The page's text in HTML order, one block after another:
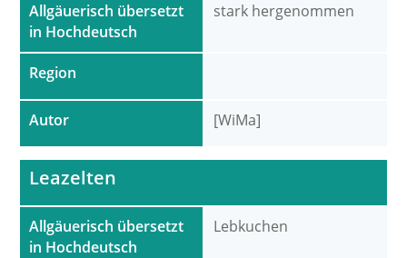
Allgäuerisch übersetzt
in Hochdeutsch
Region
Autor
stark hergenommen
[WiMa]
Allgäuerisch übersetzt
in Hochdeutsch
Leazelten
Lebkuchen